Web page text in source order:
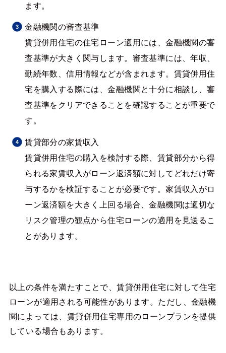
ます。
金融機関の審査基準
賃貸併用住宅の住宅ローン適用には、金融機関の審
査基準が大きく関与します。審査基準には、年収、
勤続年数、信用情報などが含まれます。賃貸併用住
宅を購入する際には、金融機関と十分に相談し、審
査基準をクリアできることを確認することが重要で
す。
賃貸部分の家賃収入
賃貸併用住宅の購入を検討する際、賃貸部分から得
られる家賃収入がローン返済額に対してどれだけ寄
与するかを検証することが必要です。家賃収入がロ
ーン返済額を大きく上回る場合、金融機関は適切な
リスク管理の観点から住宅ローンの適用を見送るこ
とがあります。
以上の条件を満たすことで、賃貸併用住宅に対して住宅
ローンが適用される可能性があります。ただし、金融機
関によっては、賃貸併用住宅専用のローンプランを提供
している場合もあります。